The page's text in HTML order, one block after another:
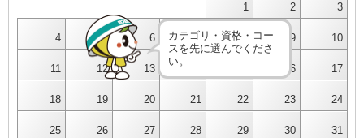
1 2 3
4 5 6 7 8 9 10
11 12 13 16 17
18 19 20 21 22 23 24
25 26 27 28 29 30 31
カテゴリ・資格・コー
スを先に選んでくださ
い。